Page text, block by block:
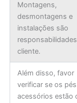
Montagens,
desmontagens e
instalações são
cliente.
Além disso, favor
verificar se os
acessórios estão